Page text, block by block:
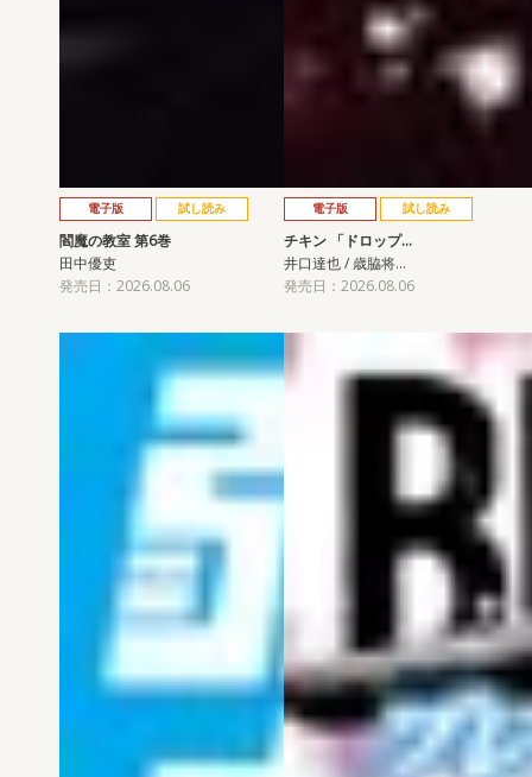
電子版 試し読み
閻魔の教室 第6巻
田中優吏
発売日：2026.08.06
電子版 試し読み
チキン 「ドロップ…
井口達也 / 歳脇将…
発売日：2026.08.06